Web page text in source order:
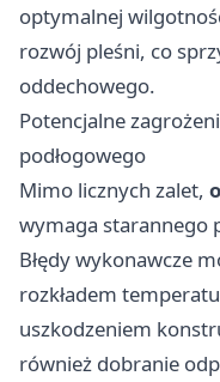
optymalnej
rozwój pleśni, co
oddechowego.
Potencjalne
podłogowego
Mimo licznych zalet,
wymaga starannego
Błędy wykonawcze
rozkładem
uszkodzeniem
również dobranie